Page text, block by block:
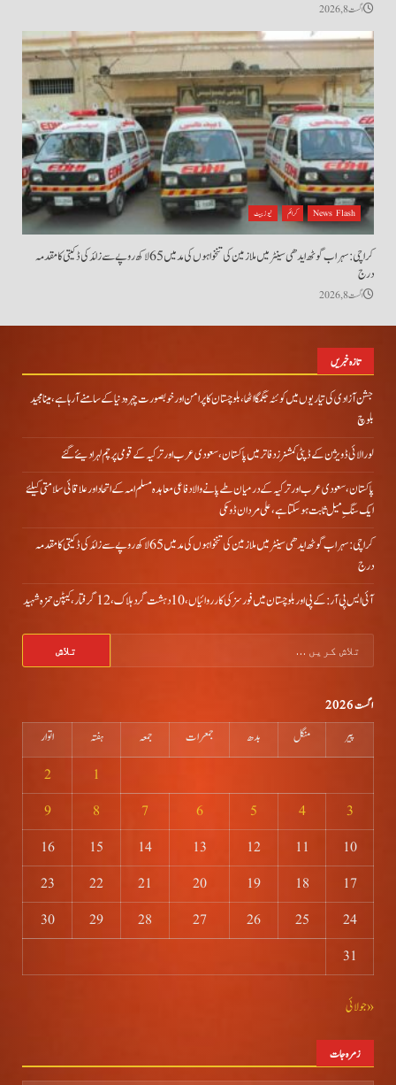
اگست 8, 2026
News Flash کرائم نیوز بیٹ
کراچی: سہراب گوٹھ ایدھی سینٹر میں ملازمین کی تنخواہوں کی مد میں 65 لاکھ روپے سے زائد کی ڈکیتی کا مقدمہ
درج
اگست 8, 2026
تازہ خبریں
جشن آزادی کی تیاریوں میں کوئٹہ جگمگا اٹھا، بلوچستان کا پرامن اور خوبصورت چہرہ دنیا کے سامنے آ رہا ہے، مینا مجید
بلوچ
لورالائی ڈویژن کے ڈپٹی کمشنرز دفاتر میں پاکستان، سعودی عرب اور ترکیہ کے قومی پرچم لہرا دیئے گئے
پاکستان، سعودی عرب اور ترکیہ کے درمیان طے پانے والا دفاعی معاہدہ مسلم امہ کے اتحاد اور علاقائی سلامتی کیلئے
ایک سنگِ میل ثابت ہو سکتا ہے، علی مردان ڈومکی
کراچی: سہراب گوٹھ ایدھی سینٹر میں ملازمین کی تنخواہوں کی مد میں 65 لاکھ روپے سے زائد کی ڈکیتی کا مقدمہ
درج
آئی ایس پی آر: کے پی اور بلوچستان میں فورسز کی کارروائیاں، 10 دہشت گرد ہلاک، 12 گرفتار، کیپٹن حمزہ شہید
کریں
اگست 2026
پیر منگل بدھ جمعرات جمعہ ہفتہ
اتوار
1
2
3
4
5
6
7
8
9
10
11
12
13
14
15
16
17
18
19
20
21
22
23
24
25
26
27
28
29
30
31
« جولائی
زمرہ جات